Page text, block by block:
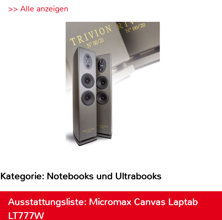
>> Alle anzeigen
Kategorie: Notebooks und Ultrabooks
Ausstattungsliste: Micromax Canvas Laptab
LT777W